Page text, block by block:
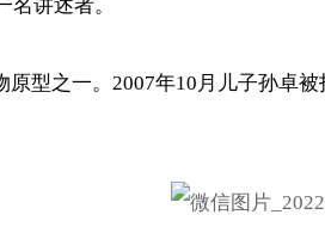
讲述者。
之一。2007年10月儿子孙卓